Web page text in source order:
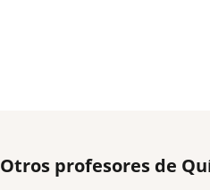
Otros profesores de